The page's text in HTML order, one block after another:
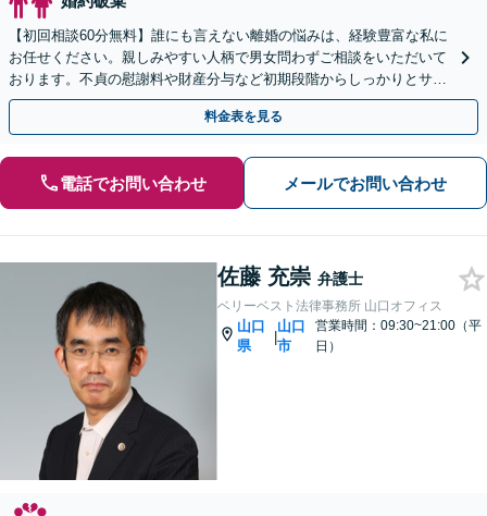
【初回相談60分無料】誰にも言えない離婚の悩みは、経験豊富な私に
お任せください。親しみやすい人柄で男女問わずご相談をいただいて
おります。不貞の慰謝料や財産分与など初期段階からしっかりとサポ
ートいたします。【web面談可能】
料金表を見る
電話でお問い合わせ メールでお問い合わせ
佐藤 充崇 弁護士
ベリーベスト法律事務所 山口オフィス
山口
県
|
山口
市
営業時間：09:30~21:00（平
日）